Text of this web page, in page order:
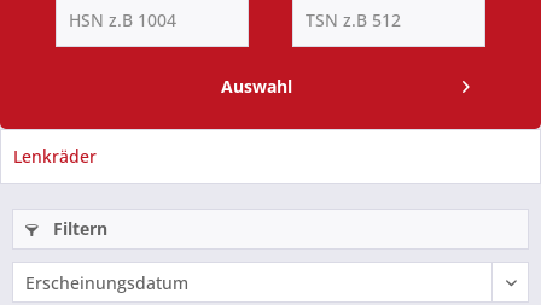
Auswahl
Lenkräder
Filtern